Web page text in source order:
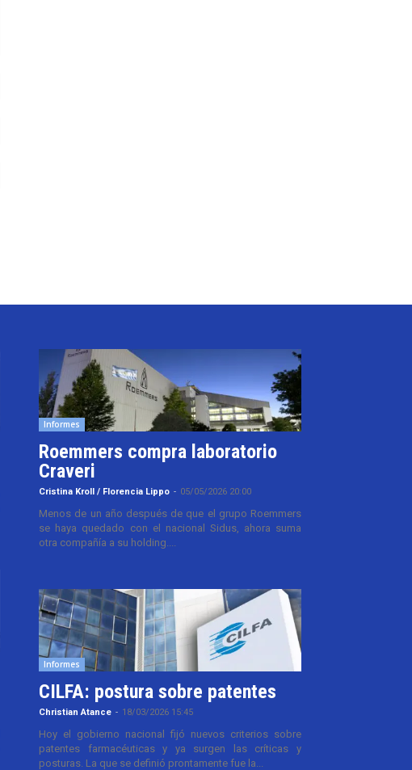
Informes
Roemmers compra laboratorio
Craveri
Cristina Kroll / Florencia Lippo - 05/05/2026 20:00
Menos de un año después de que el grupo Roemmers
se haya quedado con el nacional Sidus, ahora suma
otra compañía a su holding....
Informes
CILFA: postura sobre patentes
Christian Atance - 18/03/2026 15:45
Hoy el gobierno nacional fijó nuevos criterios sobre
patentes farmacéuticas y ya surgen las críticas y
posturas. La que se definió prontamente fue la...